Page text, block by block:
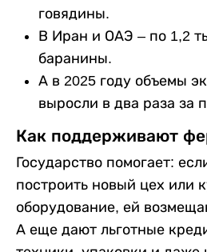
говядины.
В Иран и ОАЭ – по 1,2
баранины.
А в 2025 году объемы
выросли в два раза за
Как поддерживают
Государство помогает:
построить новый цех или
оборудование, ей
А еще дают льготные